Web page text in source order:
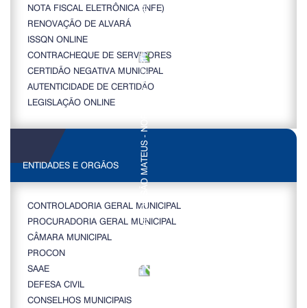
NOTA FISCAL ELETRÔNICA (NFE)
RENOVAÇÃO DE ALVARÁ
ISSQN ONLINE
CONTRACHEQUE DE SERVIDORES
CERTIDÃO NEGATIVA MUNICIPAL
AUTENTICIDADE DE CERTIDÃO
LEGISLAÇÃO ONLINE
ENTIDADES E ORGÃOS
CONTROLADORIA GERAL MUNICIPAL
PROCURADORIA GERAL MUNICIPAL
CÂMARA MUNICIPAL
PROCON
SAAE
DEFESA CIVIL
CONSELHOS MUNICIPAIS